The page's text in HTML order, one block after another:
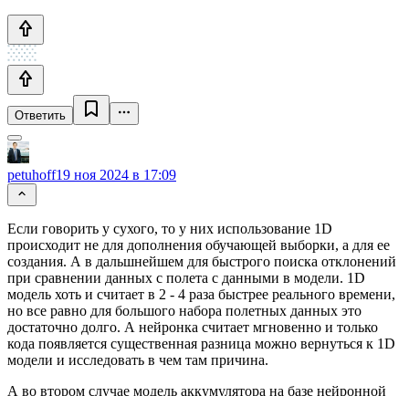
Ответить
petuhoff19 ноя 2024 в 17:09
Eсли говорить у сухого, то у них использование 1D
происходит не для дополнения обучающей выборки, а для ее
создания. А в дальшнейшем для быстрого поиска отклонений
при сравнении данных с полета с данными в модели. 1D
модель хоть и считает в 2 - 4 раза быстрее реального времени,
но все равно для большого набора полетных данных это
достаточно долго. А нейронка считает мгновенно и только
кода появляется существенная разница можно вернуться к 1D
модели и исследовать в чем там причина.
А во втором случае модель аккумулятора на базе нейронной